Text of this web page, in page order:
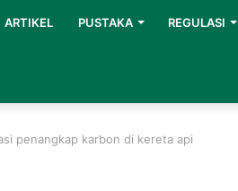
ARTIKEL PUSTAKA REGULASI
penangkap karbon di kereta api